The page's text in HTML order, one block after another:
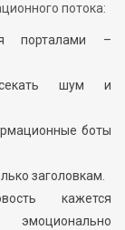
потока:
порталами –
шум и
боты
заголовкам.
кажется